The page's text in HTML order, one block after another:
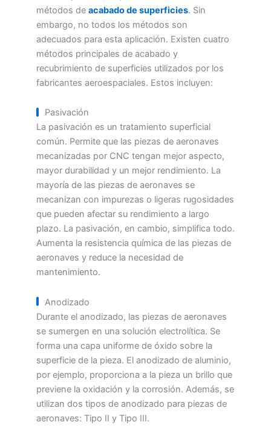
métodos de acabado de superficies. Sin
embargo, no todos los métodos son
adecuados para esta aplicación. Existen cuatro
métodos principales de acabado y
recubrimiento de superficies utilizados por los
fabricantes aeroespaciales. Estos incluyen:
Pasivación
La pasivación es un tratamiento superficial
común. Permite que las piezas de aeronaves
mecanizadas por CNC tengan mejor aspecto,
mayor durabilidad y un mejor rendimiento. La
mayoría de las piezas de aeronaves se
mecanizan con impurezas o ligeras rugosidades
que pueden afectar su rendimiento a largo
plazo. La pasivación, en cambio, simplifica todo.
Aumenta la resistencia química de las piezas de
aeronaves y reduce la necesidad de
mantenimiento.
Anodizado
Durante el anodizado, las piezas de aeronaves
se sumergen en una solución electrolítica. Se
forma una capa uniforme de óxido sobre la
superficie de la pieza. El anodizado de aluminio,
por ejemplo, proporciona a la pieza un brillo que
previene la oxidación y la corrosión. Además, se
utilizan dos tipos de anodizado para piezas de
aeronaves: Tipo II y Tipo III.